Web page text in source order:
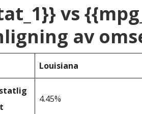
vs
av
Louisiana
4.45%